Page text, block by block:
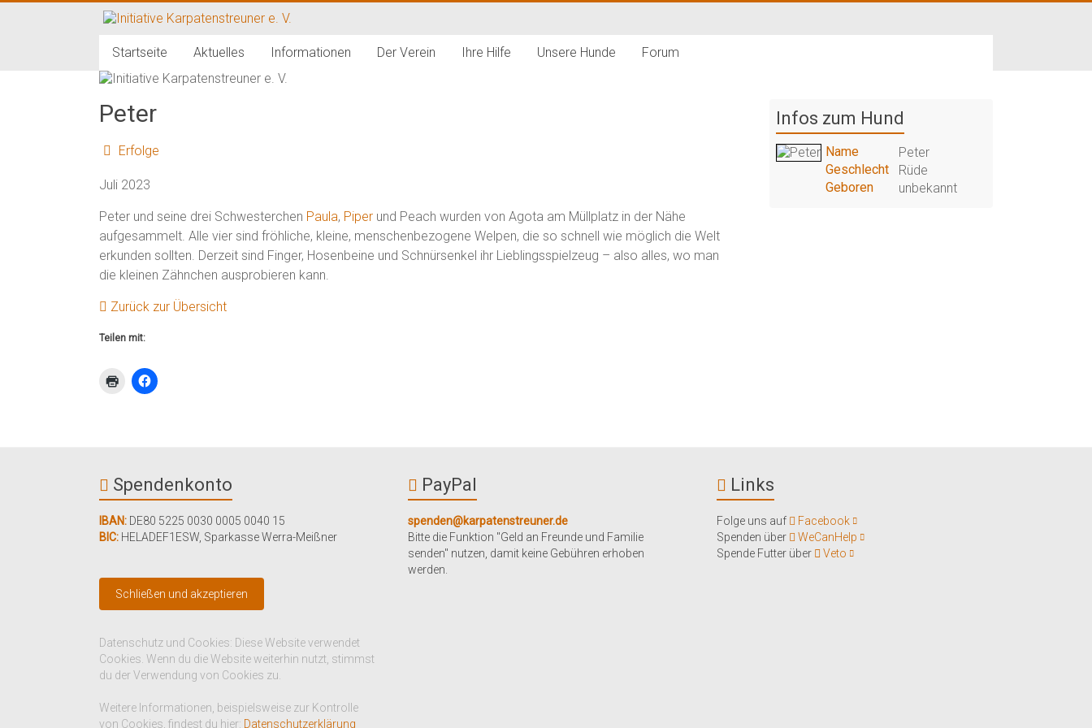
Initiative
Karpatenstreuner
e.
V.
für
den
Tierschutz
in
Rumänien
Startseite Aktuelles Informationen Der Verein Ihre Hilfe Unsere Hunde Forum
Peter
Erfolge
Juli 2023
Peter und seine drei Schwesterchen Paula, Piper und Peach wurden von Agota am Müllplatz in der Nähe
aufgesammelt. Alle vier sind fröhliche, kleine, menschenbezogene Welpen, die so schnell wie möglich die Welt
erkunden sollten. Derzeit sind Finger, Hosenbeine und Schnürsenkel ihr Lieblingsspielzeug – also alles, wo man
die kleinen Zähnchen ausprobieren kann.
Zurück zur Übersicht
Teilen mit:
Infos zum Hund
Name
Peter
Geschlecht
Rüde
Geboren
unbekannt
Spendenkonto
IBAN: DE80 5225 0030 0005 0040 15
BIC: HELADEF1ESW Sparkasse Werra-Meißner
Datenschutz und Cookies: Diese Website verwendet
Cookies. Wenn du die Website weiterhin nutzt, stimmst
du der Verwendung von Cookies zu.
Weitere Informationen, beispielsweise zur Kontrolle
von Cookies, findest du hier: Datenschutzerklärung
PayPal
spenden@karpatenstreuner.de
Bitte die Funktion "Geld an Freunde und Familie
senden" nutzen, damit keine Gebühren erhoben
werden.
Links
Folge uns auf
Facebook
Spenden über
WeCanHelp
Spende Futter über
Veto